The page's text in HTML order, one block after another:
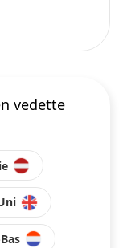
vedette